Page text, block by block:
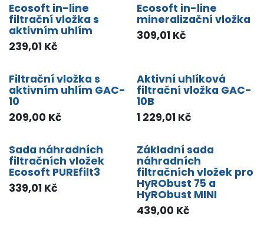
Ecosoft in-line
filtrační vložka s
aktivním uhlím
239,01 Kč
Ecosoft in-line
mineralizační vložka
309,01 Kč
Filtrační vložka s
aktivním uhlím GAC-
10
209,00 Kč
Aktivní uhlíková
filtrační vložka GAC-
10B
1 229,01 Kč
Sada náhradních
filtračních vložek
Ecosoft PUREfilt3
339,01 Kč
Základní sada
náhradních
filtračních vložek pro
HyRObust 75 a
HyRObust MINI
439,00 Kč